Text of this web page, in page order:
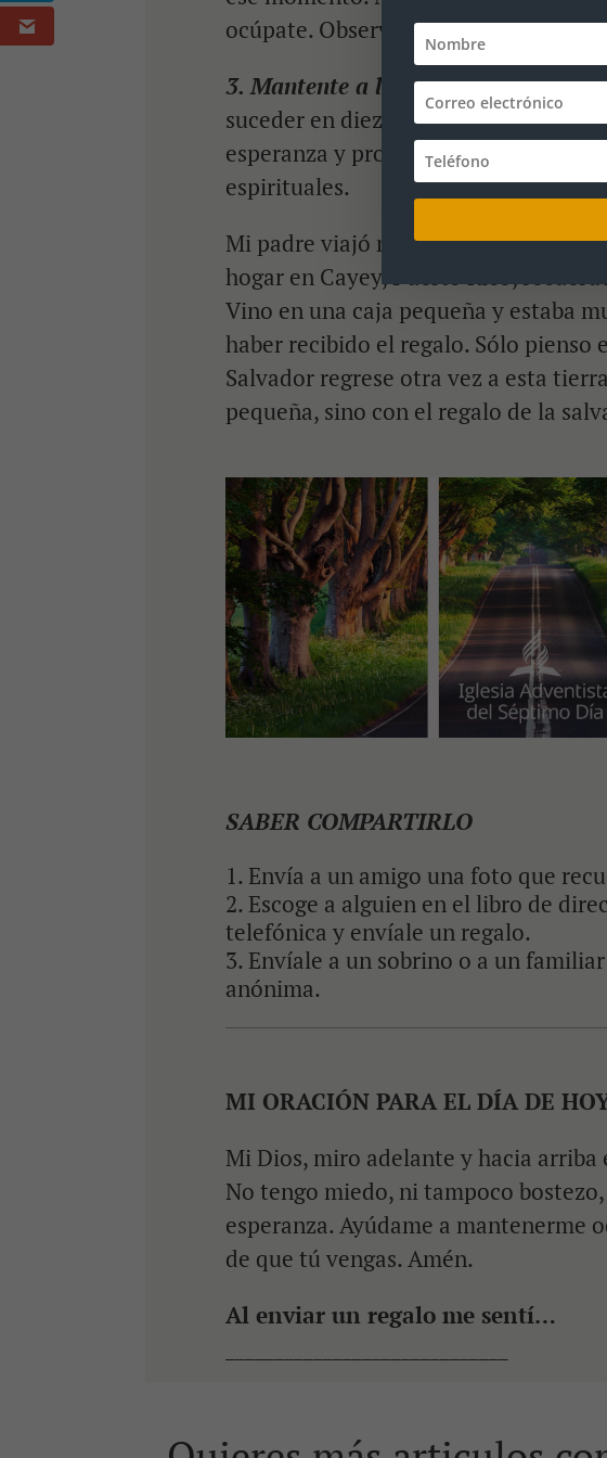
ocúpate. Observa y ora.
3. Mantente a la expectativa.Puede
suceder en diez años. La
esperanza y provee fuerza en medio
espirituales.
Mi padre viajó muchísimas veces.
hogar en Cayey, Puerto Rico,
Vino en una caja pequeña y estaba
haber recibido el regalo. Sólo pienso
Salvador regrese otra vez a esta
pequeña, sino con el regalo de la
SABER COMPARTIRLO
Envía a un amigo una foto que
Escoge a alguien en el libro de
telefónica y envíale un regalo.
Envíale a un sobrino o a un
anónima.
MI ORACIÓN PARA EL DÍA DE
Mi Dios, miro adelante y hacia arriba
No tengo miedo, ni tampoco
esperanza. Ayúdame a mantenerme
de que tú vengas. Amén.
Al enviar un regalo me sentí…